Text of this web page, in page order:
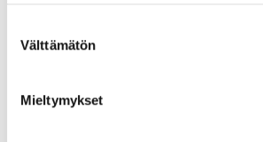
valinta
Välttämätön
Mieltymykset
Osana hanketta kerätään myös kattavasti
taloudellisista mahdollisuuksista. Erityistä
myös siihen, miten regulaatiot ja standardit